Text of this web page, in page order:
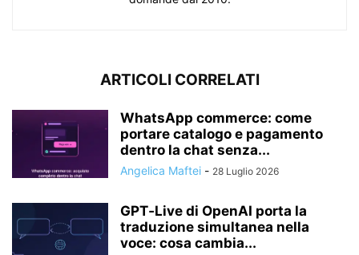
ARTICOLI CORRELATI
WhatsApp commerce: come
portare catalogo e pagamento
dentro la chat senza...
Angelica Maftei - 28 Luglio 2026
GPT‑Live di OpenAI porta la
traduzione simultanea nella
voce: cosa cambia...